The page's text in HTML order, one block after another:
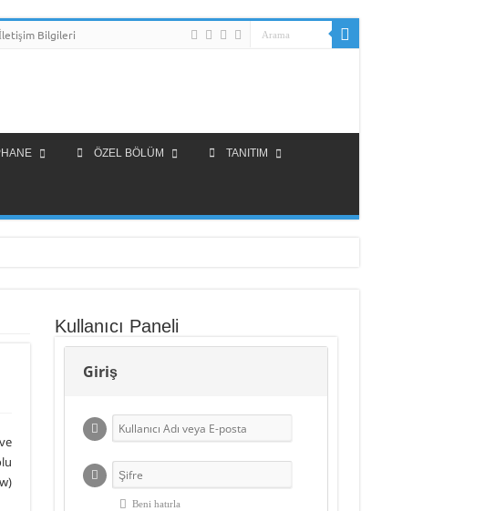
Bilgileri
ÖZEL BÖLÜM TANITIM
Kullanıcı Paneli
Giriş
Beni hatırla